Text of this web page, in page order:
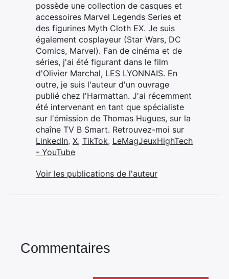
possède une collection de casques et
accessoires Marvel Legends Series et
des figurines Myth Cloth EX. Je suis
également cosplayeur (Star Wars, DC
Comics, Marvel). Fan de cinéma et de
séries, j'ai été figurant dans le film
d'Olivier Marchal, LES LYONNAIS. En
outre, je suis l'auteur d'un ouvrage
publié chez l'Harmattan. J'ai récemment
été intervenant en tant que spécialiste
sur l'émission de Thomas Hugues, sur la
chaîne TV B Smart. Retrouvez-moi sur
LinkedIn, X, TikTok, LeMagJeuxHighTech
- YouTube
Voir les publications de l'auteur
Commentaires